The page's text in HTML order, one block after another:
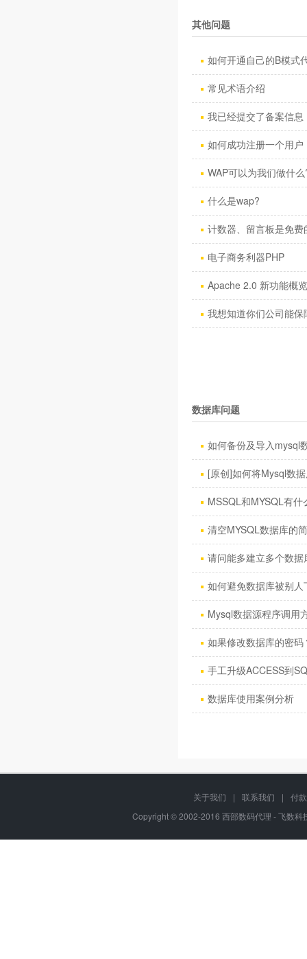
其他问题
如何开通自己的B模式
常见术语介绍
我已经提交了备案信
如何成功注册一个用户
WAP可以为我们做什
什么是wap?
计数器、留言板是免费
电子商务利器PHP
Apache 2.0 新功能概览
我想知道你们公司能
数据库问题
如何备份及导入mysql
[原创]如何将Mysql数
MSSQL和MYSQL有什
清空MYSQL数据库的
请问能多建立多个数据
如何避免数据库被别人
Mysql数据源程序调用
如果修改数据库的密码
手工升级ACCESS到
数据库使用案例分析
关于我们 | 联系我们 |
付
Copyright © 2002-2016 西部数码代理 - 飞数